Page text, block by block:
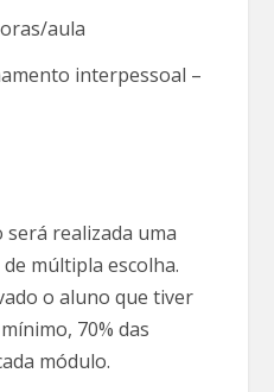
aula
interpessoal –
será realizada uma
múltipla escolha.
o aluno que tiver
70% das
módulo.